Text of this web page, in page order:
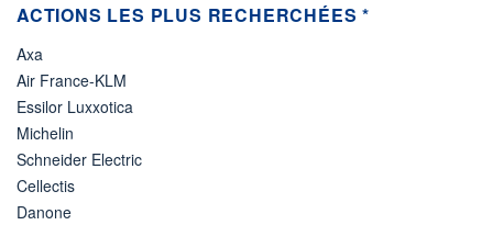
ACTIONS LES PLUS RECHERCHÉES *
Axa
Air France-KLM
Essilor Luxxotica
Michelin
Schneider Electric
Cellectis
Danone